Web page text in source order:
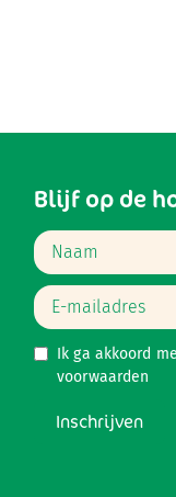
Blijf op de
Ik ga akkoord
voorwaarden
Inschrijven